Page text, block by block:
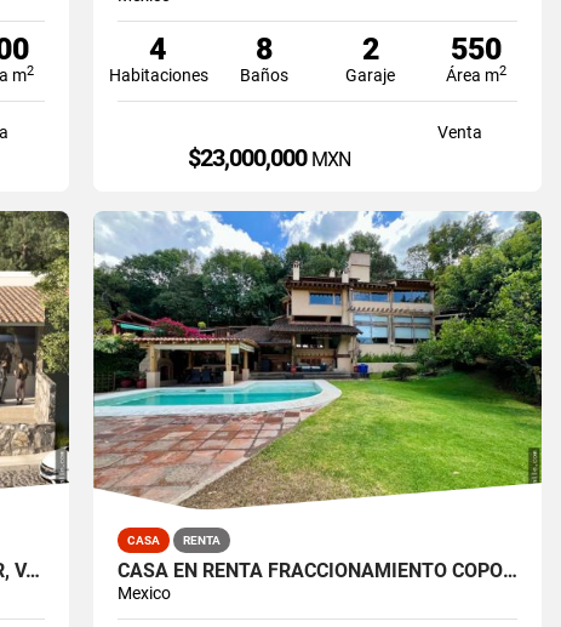
m2
4
Habitaciones
8
Baños
2
Garaje
550
Área m2
Venta
$23,000,000 MXN
LOCAL 5 EN RENTA EN PLAZA ANDADOR, VALLE DE BRAVO, LA PEÑA
CASA RENTA
CASA EN RENTA FRACCIONAMIENTO COPORITO
Mexico